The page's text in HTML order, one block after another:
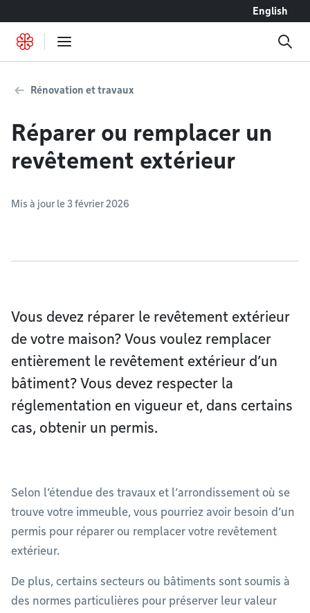
English
Rénovation et travaux
Réparer ou remplacer un
revêtement extérieur
Mis à jour le 3 février 2026
Vous devez réparer le revêtement extérieur
de votre maison? Vous voulez remplacer
entièrement le revêtement extérieur d’un
bâtiment? Vous devez respecter la
réglementation en vigueur et, dans certains
cas, obtenir un permis.
Selon l’étendue des travaux et l’arrondissement où se
trouve votre immeuble, vous pourriez avoir besoin d’un
permis pour réparer ou remplacer votre revêtement
extérieur.
De plus, certains secteurs ou bâtiments sont soumis à
des normes particulières pour préserver leur valeur